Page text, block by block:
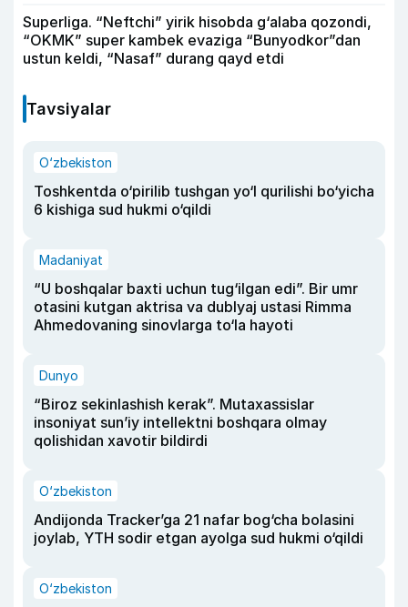
Superliga. “Neftchi” yirik hisobda g‘alaba qozondi,
“OKMK” super kambek evaziga “Bunyodkor”dan
ustun keldi, “Nasaf” durang qayd etdi
Tavsiyalar
O‘zbekiston
Toshkentda o‘pirilib tushgan yo‘l qurilishi bo‘yicha
6 kishiga sud hukmi o‘qildi
Madaniyat
“U boshqalar baxti uchun tug‘ilgan edi”. Bir umr
otasini kutgan aktrisa va dublyaj ustasi Rimma
Ahmedovaning sinovlarga to‘la hayoti
Dunyo
“Biroz sekinlashish kerak”. Mutaxassislar
insoniyat sun’iy intellektni boshqara olmay
qolishidan xavotir bildirdi
O‘zbekiston
Andijonda Tracker’ga 21 nafar bog‘cha bolasini
joylab, YTH sodir etgan ayolga sud hukmi o‘qildi
O‘zbekiston